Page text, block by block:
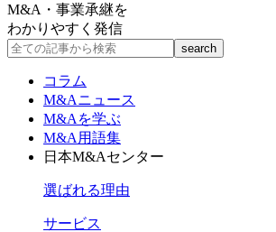
M&A・事業承継を
わかりやすく発信
コラム
M&Aニュース
M&Aを学ぶ
M&A用語集
日本M&Aセンター
選ばれる理由
サービス